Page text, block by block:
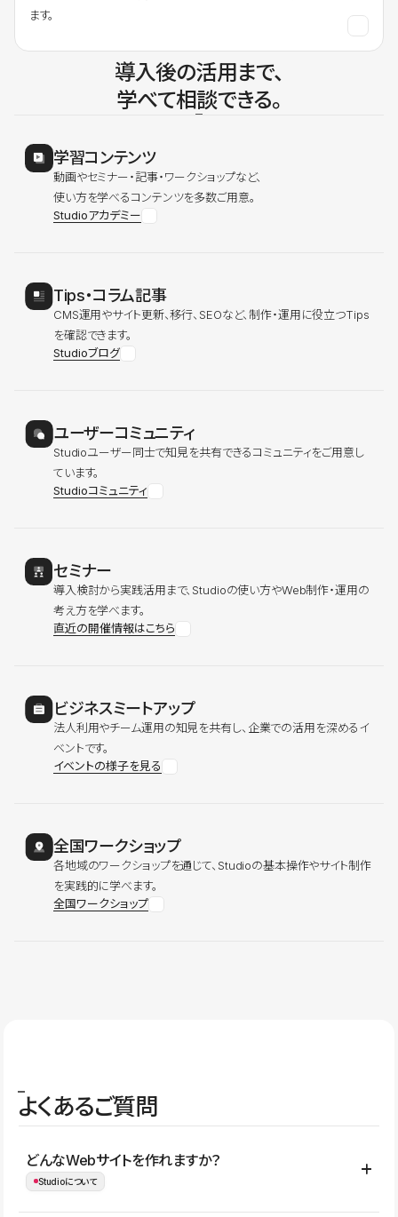
ます。
導入後の活用まで、
学べて相談できる。
学習コンテンツ
動画やセミナー・記事・ワークショップなど、
使い方を学べるコンテンツを多数ご用意。
Studioアカデミー
Tips・コラム記事
CMS運用やサイト更新、移行、SEOなど、制作・運用に役立つTips
を確認できます。
Studioブログ
ユーザーコミュニティ
Studioユーザー同士で知見を共有できるコミュニティをご用意し
ています。
Studioコミュニティ
セミナー
導入検討から実践活用まで、Studioの使い方やWeb制作・運用の
考え方を学べます。
直近の開催情報はこちら
ビジネスミートアップ
法人利用やチーム運用の知見を共有し、企業での活用を深めるイ
ベントです。
イベントの様子を見る
全国ワークショップ
各地域のワークショップを通じて、Studioの基本操作やサイト制作
を実践的に学べます。
全国ワークショップ
よくあるご質問
どんなWebサイトを作れますか？
Studioについて